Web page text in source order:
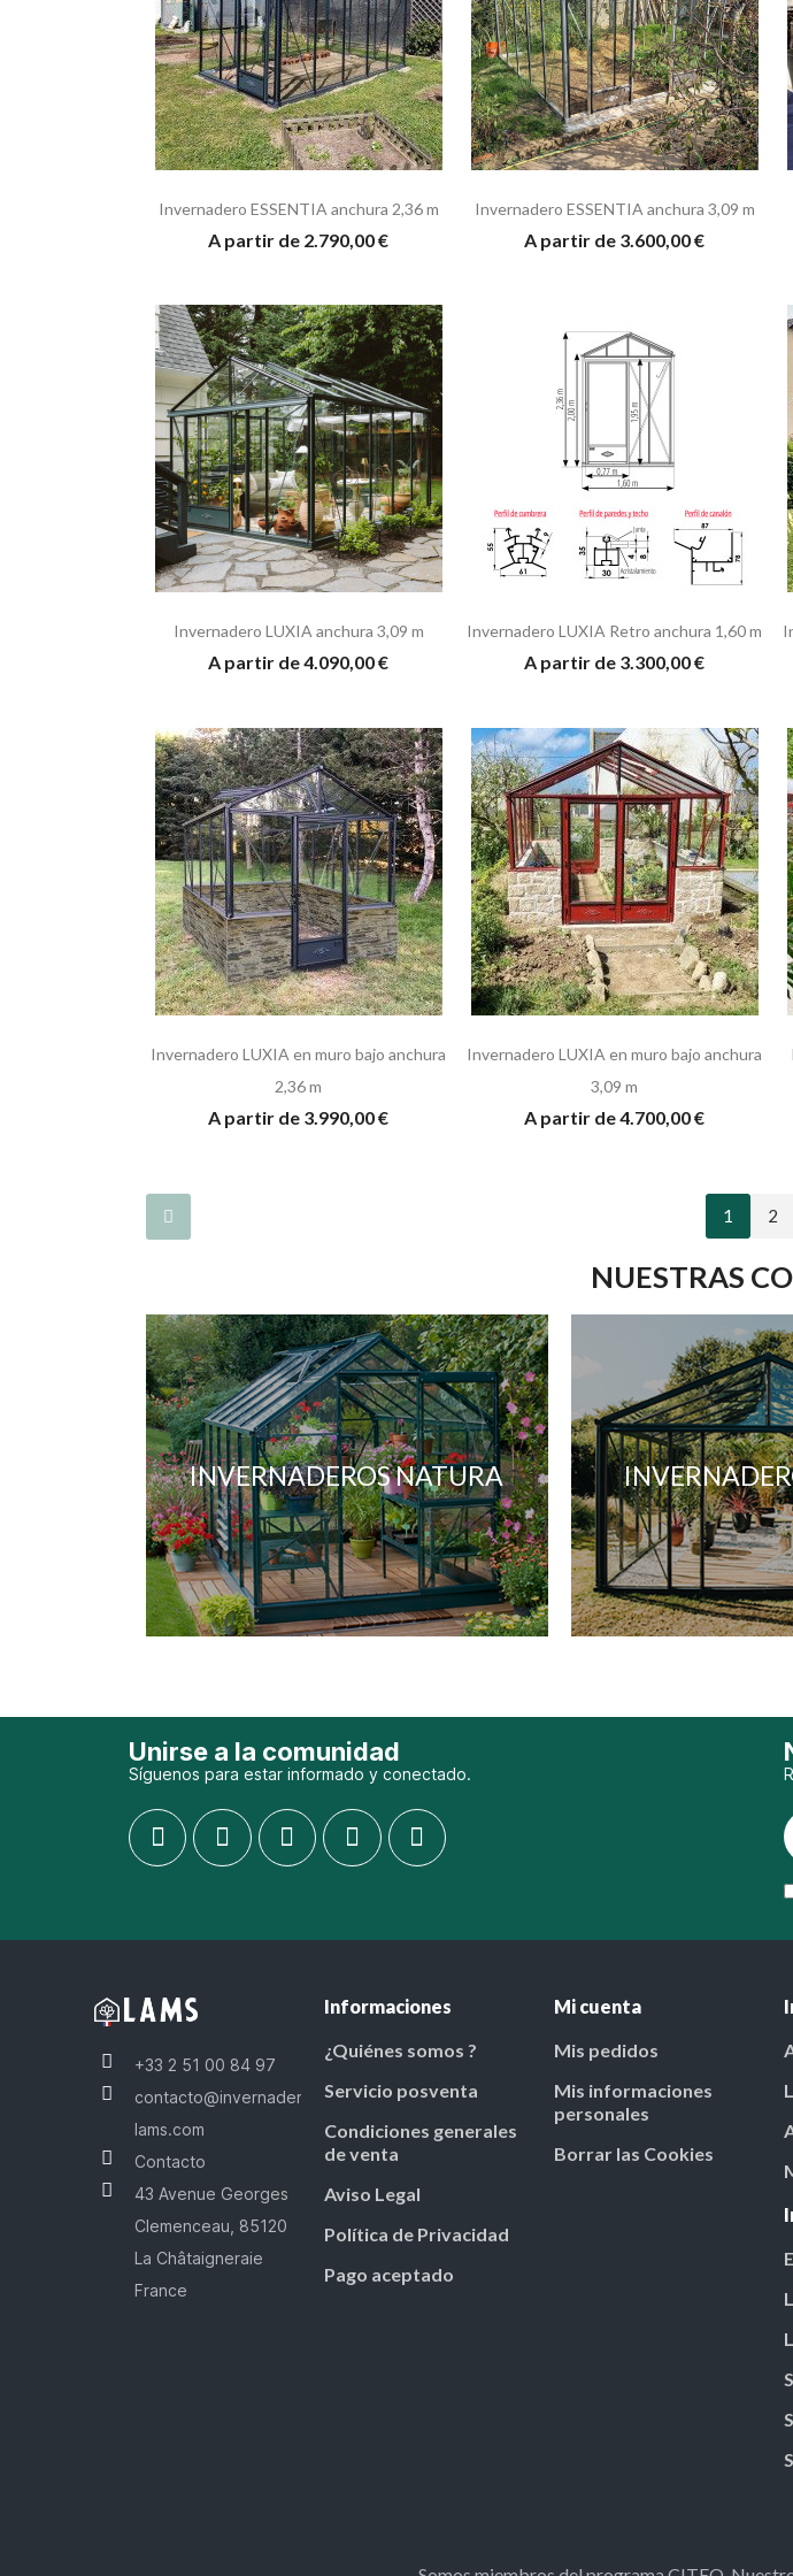
Invernadero ESSENTIA anchura 2,36 m
A partir de 2.790,00 €
Invernadero ESSENTIA anchura 3,09 m
A partir de 3.600,00 €
Invernadero LUXIA anchura 3,09 m
A partir de 4.090,00 €
Invernadero LUXIA Retro anchura 1,60 m
A partir de 3.300,00 €
Invernadero LUXIA en muro bajo anchura
2,36 m
A partir de 3.990,00 €
Invernadero LUXIA en muro bajo anchura
3,09 m
A partir de 4.700,00 €
1 2
NUESTRAS
INVERNADEROS NATURA
Unirse a la comunidad
Síguenos para estar informado y conectado.
+33 2 51 00 84 97
contacto@invernaderos-
lams.com
Contacto
43 Avenue Georges
Clemenceau, 85120
La Châtaigneraie
France
Informaciones
¿Quiénes somos ?
Servicio posventa
Condiciones generales
de venta
Aviso Legal
Política de Privacidad
Pago aceptado
Mi cuenta
Mis pedidos
Mis informaciones
personales
Borrar las Cookies